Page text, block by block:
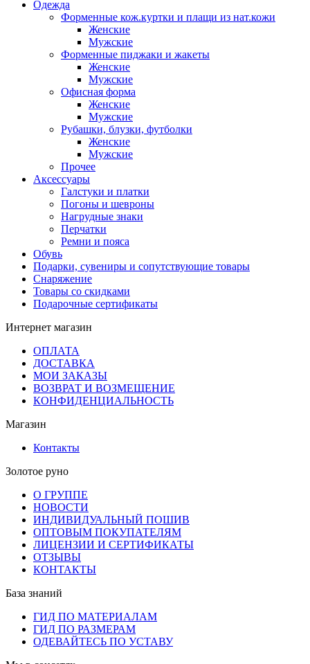
Одежда
Форменные кож.куртки и плащи из нат.кожи
Женские
Мужские
Форменные пиджаки и жакеты
Женские
Мужские
Офисная форма
Женские
Мужские
Рубашки, блузки, футболки
Женские
Мужские
Прочее
Аксессуары
Галстуки и платки
Погоны и шевроны
Нагрудные знаки
Перчатки
Ремни и пояса
Обувь
Подарки, сувениры и сопутствующие товары
Снаряжение
Товары со скидками
Подарочные сертификаты
Интернет магазин
ОПЛАТА
ДОСТАВКА
МОИ ЗАКАЗЫ
ВОЗВРАТ И ВОЗМЕЩЕНИЕ
КОНФИДЕНЦИАЛЬНОСТЬ
Магазин
Контакты
Золотое руно
О ГРУППЕ
НОВОСТИ
ИНДИВИДУАЛЬНЫЙ ПОШИВ
ОПТОВЫМ ПОКУПАТЕЛЯМ
ЛИЦЕНЗИИ И СЕРТИФИКАТЫ
ОТЗЫВЫ
КОНТАКТЫ
База знаний
ГИД ПО МАТЕРИАЛАМ
ГИД ПО РАЗМЕРАМ
ОДЕВАЙТЕСЬ ПО УСТАВУ